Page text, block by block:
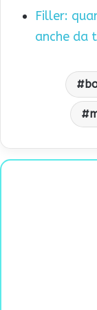
Filler:
anche da